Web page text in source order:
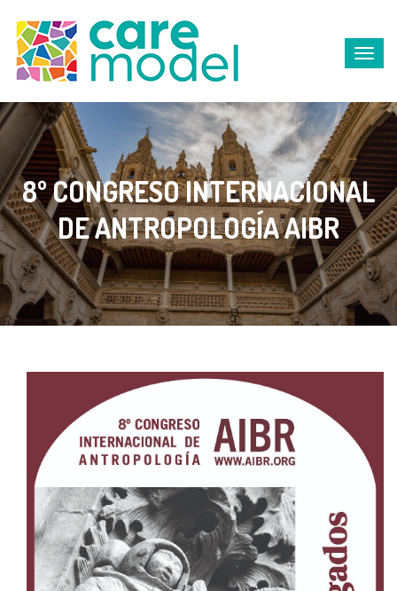
8º CONGRESO INTERNACIONAL
DE ANTROPOLOGÍA AIBR